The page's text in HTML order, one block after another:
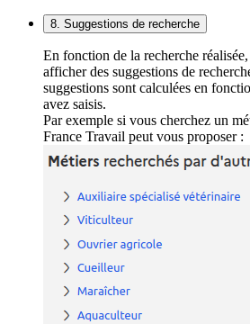
8. Suggestions de recherche
En fonction de la recherche
afficher des suggestions de
suggestions sont calculées en
avez saisis.
Par exemple si vous cherchez un
France Travail peut vous proposer :